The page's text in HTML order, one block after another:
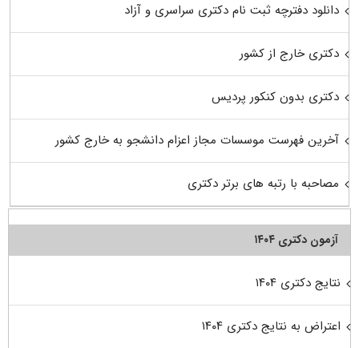
دانلود دفترچه ثبت نام دکتری سراسری و آزاد
دکتری خارج از کشور
دکتری بدون کنکور پردیس
آخرین فهرست موسسات مجاز اعزام دانشجو به خارج کشور
مصاحبه با رتبه های برتر دکتری
آزمون دکتری ۱۴۰۴
نتایج دکتری ۱۴۰۴
اعتراض به نتایج دکتری ۱۴۰۴